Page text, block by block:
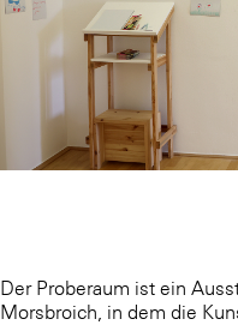
Der Proberaum ist ein
Morsbroich, in dem die